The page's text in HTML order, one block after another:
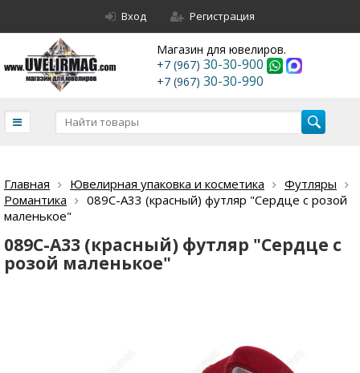
Вход Регистрация
Магазин для ювелиров.
+7 (967) 30-30-900
+7 (967) 30-30-990
Главная Ювелирная упаковка и косметика
Футляры
Романтика
089С-А33 (красный) футляр "Сердце с розой
маленькое"
089С-А33 (красный) футляр "Сердце с
розой маленькое"